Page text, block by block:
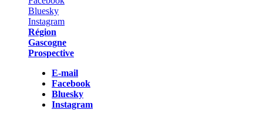
Région
Gascogne
Prospective
E-mail
Facebook
Bluesky
Instagram